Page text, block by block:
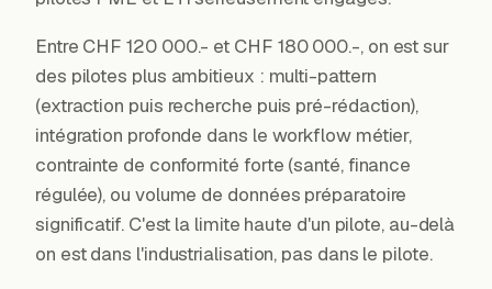
Entre CHF 120 000.- et CHF 180 000.-, on est sur
des pilotes plus ambitieux : multi-pattern
(extraction puis recherche puis pré-rédaction),
intégration profonde dans le workflow métier,
contrainte de conformité forte (santé, finance
régulée), ou volume de données préparatoire
significatif. C'est la limite haute d'un pilote, au-delà
on est dans l'industrialisation, pas dans le pilote.